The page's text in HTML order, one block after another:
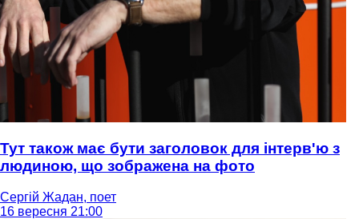
Тут також має бути заголовок для інтерв'ю з
людиною, що зображена на фото
Сергій Жадан, поет
16 вересня 21:00